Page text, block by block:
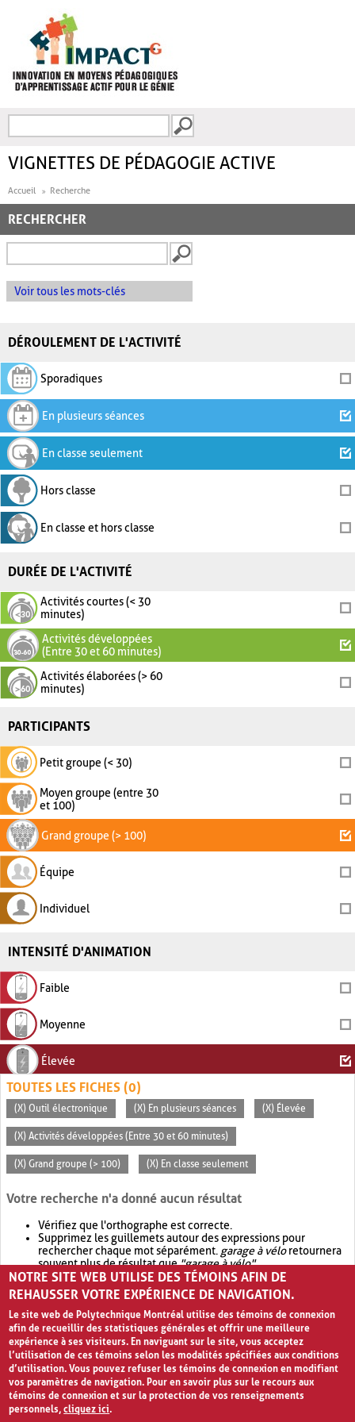
FORMULAIRE DE
VIGNETTES DE PÉDAGOGIE ACTIVE
Accueil Recherche
RECHERCHER
Voir tous les mots-clés
DÉROULEMENT DE L'ACTIVITÉ
Sporadiques
En plusieurs séances
En classe seulement
Hors classe
En classe et hors classe
DURÉE DE L'ACTIVITÉ
Activités courtes (< 30
minutes)
Activités développées
(Entre 30 et 60 minutes)
Activités élaborées (> 60
minutes)
PARTICIPANTS
Petit groupe (< 30)
Moyen groupe (entre 30
et 100)
Grand groupe (> 100)
Équipe
Individuel
INTENSITÉ D'ANIMATION
Faible
Moyenne
Élevée
TOUTES LES FICHES (0)
(X) Outil électronique (X) En plusieurs séances (X) Élevée
(X) Activités développées (Entre 30 et 60 minutes)
(X) Grand groupe (> 100) (X) En classe seulement
Votre recherche n'a donné aucun résultat
Vérifiez que l'orthographe est correcte.
Supprimez les guillemets autour des expressions pour
rechercher chaque mot séparément. garage à véloretournera
souvent plus de résultat que"garage à vélo".
Envisagez d'élargir votre recherche avec OR.garage OR vélo
retournera souvent plus de résultat quegarage à vélo
NOTRE SITE WEB UTILISE DES TÉMOINS AFIN DE
REHAUSSER VOTRE EXPÉRIENCE DE NAVIGATION.
Le site web de Polytechnique Montréal utilise des témoins de connexion
afin de recueillir des statistiques générales et offrir une meilleure
expérience à ses visiteurs. En naviguant sur le site, vous acceptez
l’utilisation de ces témoins selon les modalités spécifiées aux conditions
d’utilisation. Vous pouvez refuser les témoins de connexion en modifiant
vos paramètres de navigation. Pour en savoir plus sur le recours aux
témoins de connexion et sur la protection de vos renseignements
personnels,cliquez ici.